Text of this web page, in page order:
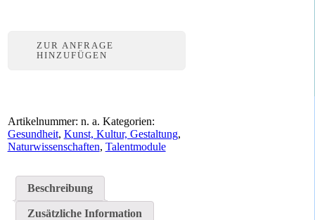
ZUR ANFRAGE
HINZUFÜGEN
Artikelnummer: n. a. Kategorien:
Gesundheit, Kunst, Kultur, Gestaltung,
Naturwissenschaften, Talentmodule
Beschreibung
Zusätzliche Information